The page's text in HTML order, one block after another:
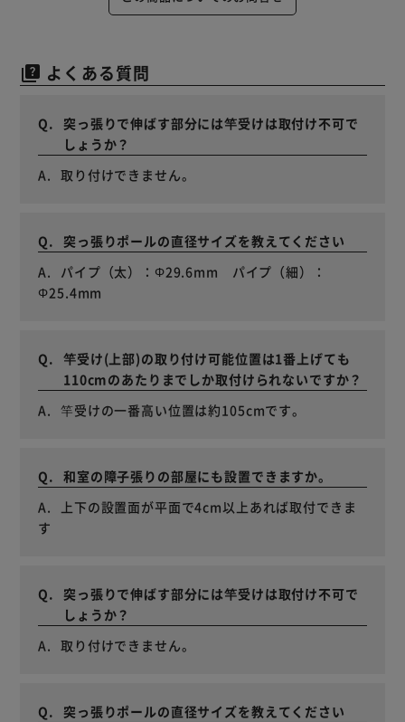
quiz よくある質問
突っ張りで伸ばす部分には竿受けは取付け不可で
しょうか？
取り付けできません。
突っ張りポールの直径サイズを教えてください
パイプ（太）：Φ29.6mm パイプ（細）：
Φ25.4mm
竿受け(上部)の取り付け可能位置は1番上げても
110cmのあたりまでしか取付けられないですか？
竿受けの一番高い位置は約105cmです。
和室の障子張りの部屋にも設置できますか。
上下の設置面が平面で4cm以上あれば取付できま
す
突っ張りで伸ばす部分には竿受けは取付け不可で
しょうか？
取り付けできません。
突っ張りポールの直径サイズを教えてください